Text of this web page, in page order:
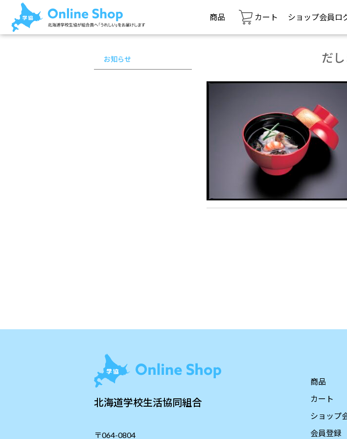
商品 カート ショップ会員ロ
だ
お知らせ
北海道学校生活協同組合
〒064-0804
商品
カート
ショップ
会員登録